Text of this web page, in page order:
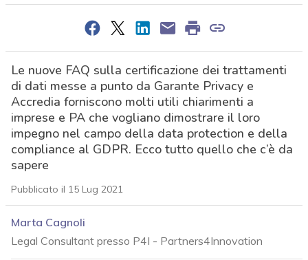
Le nuove FAQ sulla certificazione dei trattamenti
di dati messe a punto da Garante Privacy e
Accredia forniscono molti utili chiarimenti a
imprese e PA che vogliano dimostrare il loro
impegno nel campo della data protection e della
compliance al GDPR. Ecco tutto quello che c’è da
sapere
Pubblicato il 15 Lug 2021
Marta Cagnoli
Legal Consultant presso P4I - Partners4Innovation